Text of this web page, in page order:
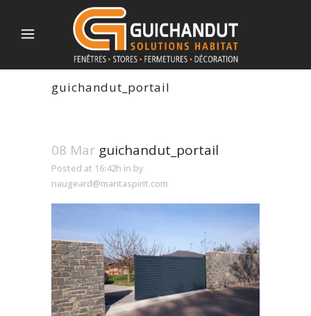
guichandut_portail
08 Mar guichandut_portail
Posted at 16:42h in by
naugeard@mantaspirit.com